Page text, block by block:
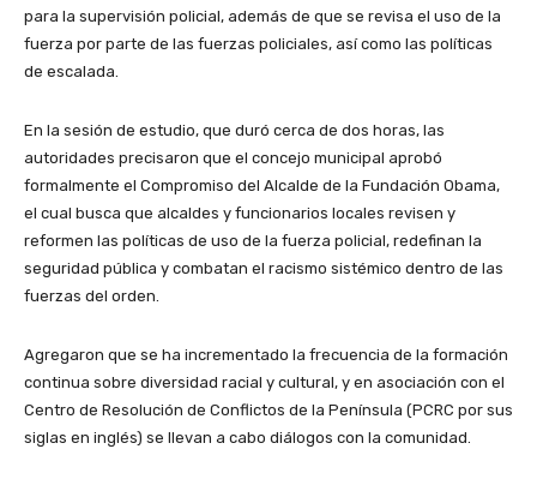
para la supervisión policial, además de que se revisa el uso de la
fuerza por parte de las fuerzas policiales, así como las políticas
de escalada.
En la sesión de estudio, que duró cerca de dos horas, las
autoridades precisaron que el concejo municipal aprobó
formalmente el Compromiso del Alcalde de la Fundación Obama,
el cual busca que alcaldes y funcionarios locales revisen y
reformen las políticas de uso de la fuerza policial, redefinan la
seguridad pública y combatan el racismo sistémico dentro de las
fuerzas del orden.
Agregaron que se ha incrementado la frecuencia de la formación
continua sobre diversidad racial y cultural, y en asociación con el
Centro de Resolución de Conflictos de la Península (PCRC por sus
siglas en inglés) se llevan a cabo diálogos con la comunidad.